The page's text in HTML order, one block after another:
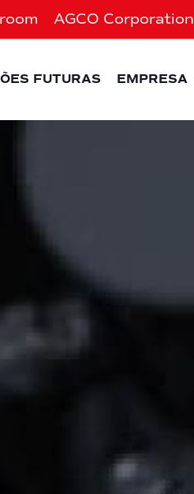
AGCO Corporation
CHILD MENU
FUTURAS EMPRESA